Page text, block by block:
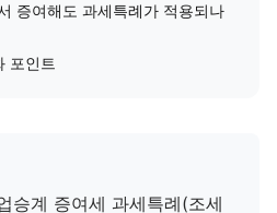
증여해도 과세특례가 적용되나
포인트
승계 증여세 과세특례(조세